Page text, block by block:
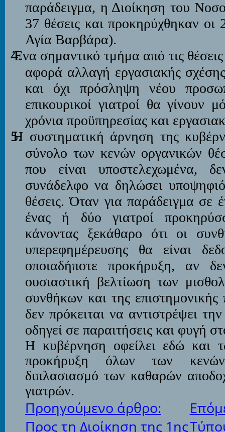
παράδειγμα, η Διοίκηση του
37 θέσεις και προκηρύχθηκαν
Αγία Βαρβάρα).
Ένα σημαντικό τμήμα από τις
αφορά αλλαγή εργασιακής
και όχι πρόσληψη νέου
επικουρικοί γιατροί θα γίνουν
χρόνια προϋπηρεσίας και
Η συστηματική άρνηση της
σύνολο των κενών οργανικών
που είναι υποστελεχωμένα,
συνάδελφο να δηλώσει
θέσεις. Όταν για παράδειγμα σε
ένας ή δύο γιατροί
κάνοντας ξεκάθαρο ότι οι
υπερεφημέρευσης θα είναι
οποιαδήποτε προκήρυξη, αν
ουσιαστική βελτίωση των
συνθήκων και της
δεν πρόκειται να αντιστρέψει
οδηγεί σε παραιτήσεις και φυγή
Η κυβέρνηση οφείλει εδώ και
προκήρυξη όλων των
διπλασιασμό των καθαρών
γιατρών.
Προηγούμενο άρθρο:
Προς τη Διοίκηση της 1ης